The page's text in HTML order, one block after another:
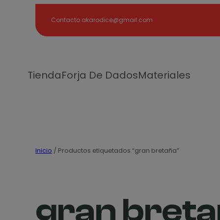
Contacto akarodice@gmail.com
TiendaForja De DadosMateriales
Inicio / Productos etiquetados “gran bretaña”
gran
Search